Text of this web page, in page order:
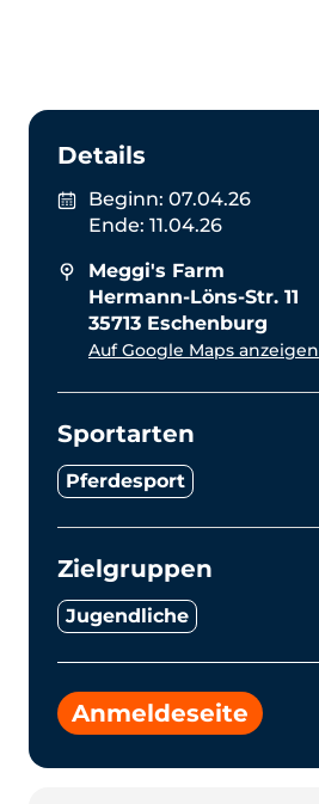
Details
Beginn: 07.04.26
Ende: 11.04.26
Meggi's Farm
Hermann-Löns-Str. 11
35713 Eschenburg
Auf Google Maps anzeigen
Sportarten
Pferdesport
Zielgruppen
Jugendliche
Anmeldeseite